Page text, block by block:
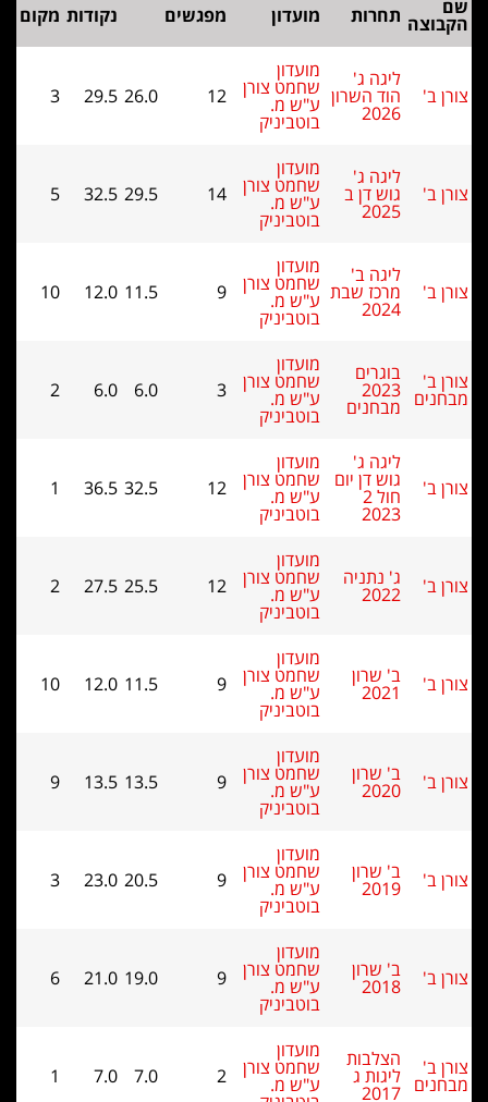
תחרות מועדון מפגשים נקודות מקום
הוד השרון
2026
מועדון
שחמט צורן
ע"ש מ.
בוטביניק
12
26.0
29.5
3
גוש דן ב
2025
מועדון
שחמט צורן
ע"ש מ.
בוטביניק
14
29.5
32.5
5
מרכז שבת
2024
מועדון
שחמט צורן
ע"ש מ.
בוטביניק
9
11.5
12.0
10
בוגרים
2023
מבחנים
מועדון
שחמט צורן
ע"ש מ.
בוטביניק
3
6.0
6.0
2
גוש דן יום
חול 2
מועדון
שחמט צורן
ע"ש מ.
בוטביניק
12
32.5
36.5
1
ג' נתניה
2022
שחמט צורן
ע"ש מ.
בוטביניק
12
25.5
27.5
2
ב' שרון
2021
שחמט צורן
ע"ש מ.
בוטביניק
9
11.5
12.0
10
ב' שרון
2020
שחמט צורן
ע"ש מ.
בוטביניק
9
13.5
13.5
9
ב' שרון
2019
שחמט צורן
ע"ש מ.
בוטביניק
9
20.5
23.0
3
ב' שרון
2018
שחמט צורן
ע"ש מ.
בוטביניק
9
19.0
21.0
6
הצלבות
ליגות ג
2017
מועדון
שחמט צורן
ע"ש מ. 2
7.0
7.0
1